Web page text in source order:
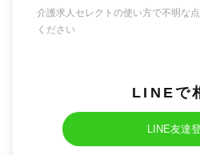
介護求人セレクトの使い方で不明な
ください
LINEで
LINE友達